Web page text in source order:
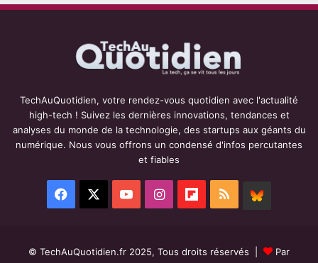
TechAuQuotidien, votre rendez-vous quotidien avec l'actualité
high-tech ! Suivez les dernières innovations, tendances et
analyses du monde de la technologie, des startups aux géants du
numérique. Nous vous offrons un condensé d'infos percutantes
et fiables
Facebook YouTubeInstagramFlipboard
RSS
© TechAuQuotidien.fr 2025, Tous droits réservés | Par